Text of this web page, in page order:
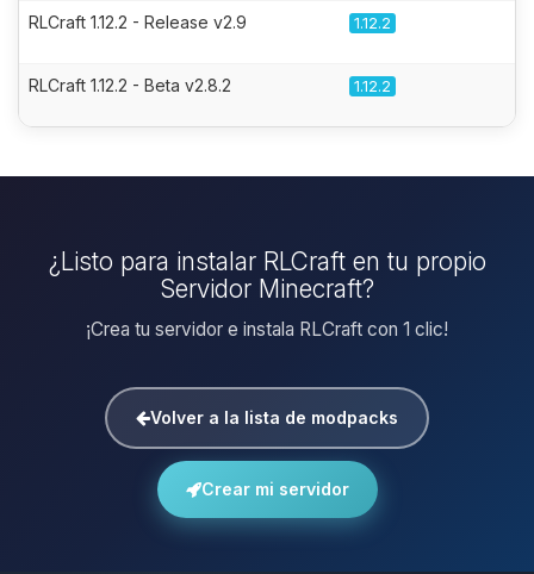
RLCraft 1.12.2 - Release v2.9 1.12.2
RLCraft 1.12.2 - Beta v2.8.2 1.12.2
¿Listo para instalar RLCraft en tu propio
Servidor Minecraft?
¡Crea tu servidor e instala RLCraft con 1 clic!
Volver a la lista de modpacks
Crear mi servidor